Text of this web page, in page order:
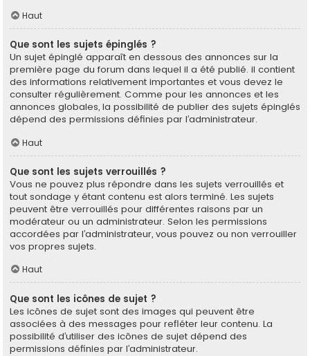
Haut
Que sont les sujets épinglés ?
Un sujet épinglé apparaît en dessous des annonces sur la
première page du forum dans lequel il a été publié. il contient
des informations relativement importantes et vous devez le
consulter régulièrement. Comme pour les annonces et les
annonces globales, la possibilité de publier des sujets épinglés
dépend des permissions définies par l’administrateur.
Haut
Que sont les sujets verrouillés ?
Vous ne pouvez plus répondre dans les sujets verrouillés et
tout sondage y étant contenu est alors terminé. Les sujets
peuvent être verrouillés pour différentes raisons par un
modérateur ou un administrateur. Selon les permissions
accordées par l’administrateur, vous pouvez ou non verrouiller
vos propres sujets.
Haut
Que sont les icônes de sujet ?
Les icônes de sujet sont des images qui peuvent être
associées à des messages pour refléter leur contenu. La
possibilité d’utiliser des icônes de sujet dépend des
permissions définies par l’administrateur.